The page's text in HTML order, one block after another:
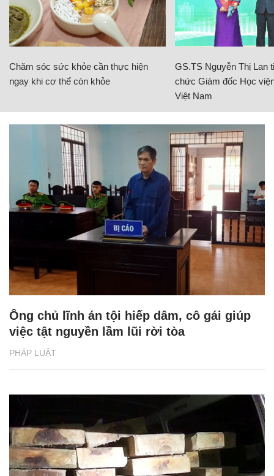
Chăm sóc sức khỏe cần thực hiện
ngay khi cơ thể còn khỏe
GS.TS Nguyễn Thị Lan
chức Giám đốc Học
Việt Nam
PHÁP LUẬT
Ông chủ lĩnh án tội hiếp dâm, cô gái giúp
việc tật nguyền lầm lũi rời tòa